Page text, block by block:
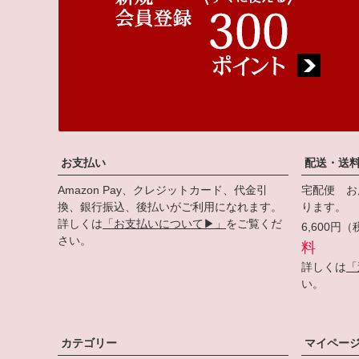
お支払い
Amazon Pay、クレジットカード、代金引
換、銀行振込、後払いがご利用になれます。
詳しくは 「お支払いについて▶」 をご覧くだ
さい。
配送・送
宅配便 お
ります。
6,600円（
料
詳しくは
い。
カテゴリー マイペー